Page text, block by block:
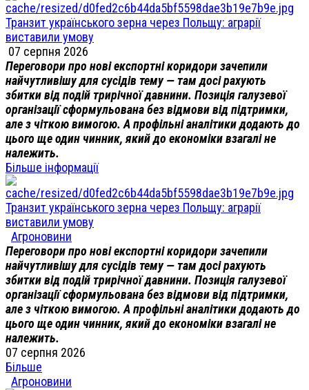
Транзит українського зерна через Польщу: аграрії
виставили умову
07 серпня 2026
Переговори про нові експортні коридори зачепили
найчутливішу для сусідів тему — там досі рахують
збитки від подій трирічної давнини. Позиція галузевої
організації сформульована без відмови від підтримки,
але з чіткою вимогою. А профільні аналітики додають до
цього ще один чинник, який до економіки взагалі не
належить.
Більше інформації
Транзит українського зерна через Польщу: аграрії
виставили умову
Агроновини
Переговори про нові експортні коридори зачепили
найчутливішу для сусідів тему — там досі рахують
збитки від подій трирічної давнини. Позиція галузевої
організації сформульована без відмови від підтримки,
але з чіткою вимогою. А профільні аналітики додають до
цього ще один чинник, який до економіки взагалі не
належить.
07 серпня 2026
Більше
Агроновини